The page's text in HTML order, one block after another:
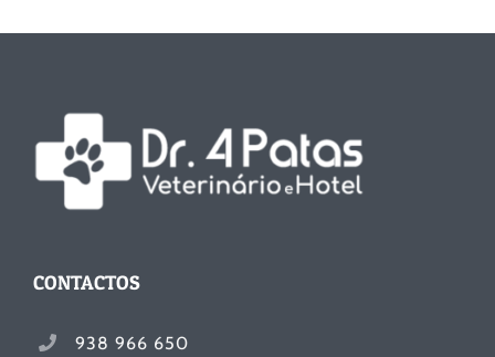
CONTACTOS
938 966 650